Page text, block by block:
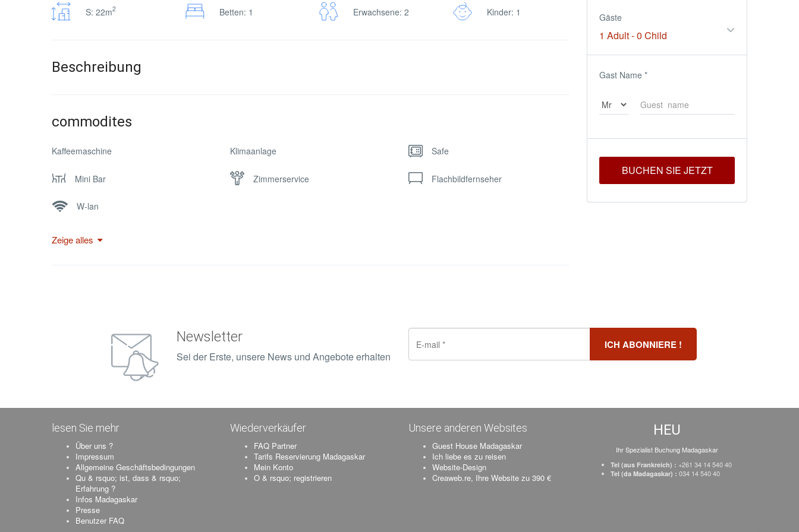
S: 22m2 Betten: 1 Erwachsene: 2 Kinder: 1
Beschreibung
commodites
Kaffeemaschine Klimaanlage Safe
Mini Bar Zimmerservice Flachbildfernseher
W-lan
Zeige alles
Gäste
1 Adult-0 Child
Gast Name *
BUCHEN SIE JETZT
Newsletter
Sei der Erste, unsere News und Angebote erhalten
lesen Sie mehr
Über uns ?
Impressum
Allgemeine Geschäftsbedingungen
Qu & rsquo; ist, dass & rsquo;
Erfahrung ?
Infos Madagaskar
Presse
Benutzer FAQ
Wiederverkäufer
FAQ Partner
Tarifs Reservierung Madagaskar
Mein Konto
O & rsquo; registrieren
Unsere anderen Websites
Guest House Madagaskar
Ich liebe es zu reisen
Website-Design
Creaweb.re, Ihre Website zu 390 €
HEU
Ihr Spezialist Buchung Madagaskar
Tel (aus Frankreich) : +261 34 14 540 40
Tel (da Madagaskar) : 034 14 540 40